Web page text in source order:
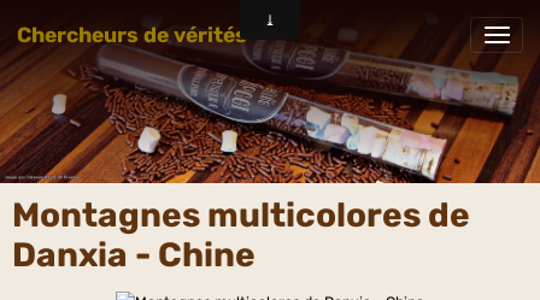
Chercheurs de vérités
Montagnes multicolores de
Danxia - Chine